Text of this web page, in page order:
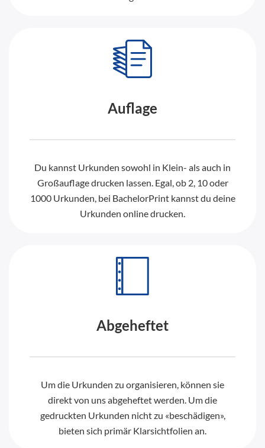
Auflage
Du kannst Urkunden sowohl in Klein- als auch in
Großauflage drucken lassen. Egal, ob 2, 10 oder
1000 Urkunden, bei BachelorPrint kannst du deine
Urkunden online drucken.
Abgeheftet
Um die Urkunden zu organisieren, können sie
direkt von uns abgeheftet werden. Um die
gedruckten Urkunden nicht zu «beschädigen»,
bieten sich primär Klarsichtfolien an.